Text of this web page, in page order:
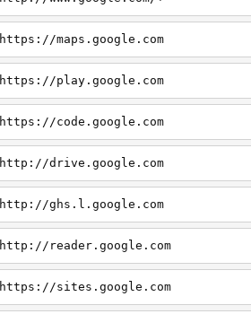
https://maps.google.com
https://play.google.com
https://code.google.com
http://drive.google.com
http://ghs.l.google.com
http://reader.google.com
https://sites.google.com